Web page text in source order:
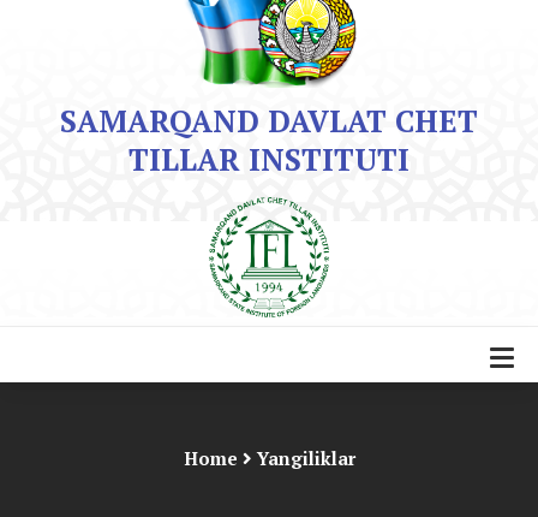
SAMARQAND DAVLAT CHET
TILLAR INSTITUTI
Home Yangiliklar